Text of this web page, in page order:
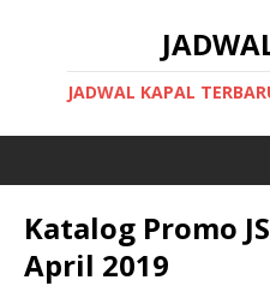
JADWAL KAPAL
Katalog Promo
April 2019